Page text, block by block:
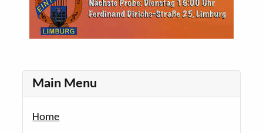
Main Menu
Home